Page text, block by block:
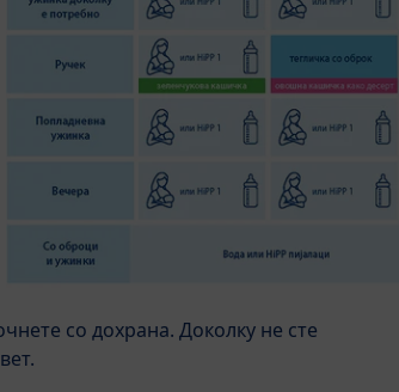
со дохрана. Доколку не сте